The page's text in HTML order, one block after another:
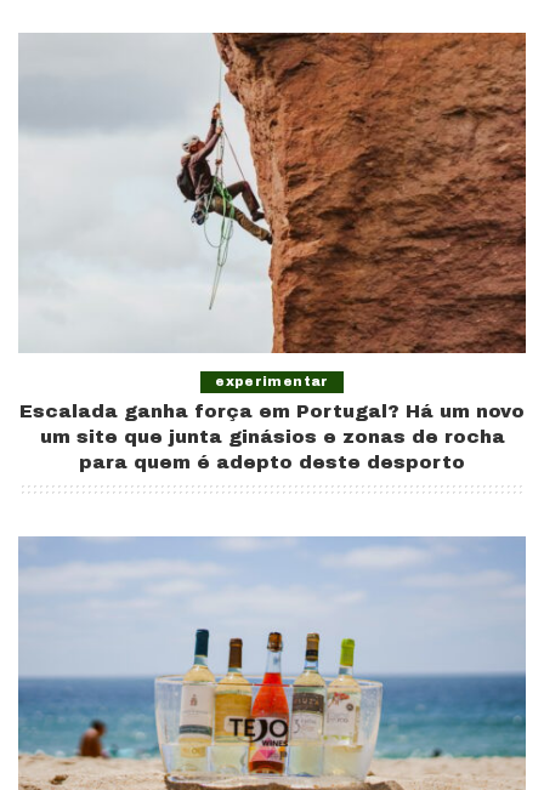
experimentar
Escalada ganha força em Portugal? Há um novo
um site que junta ginásios e zonas de rocha
para quem é adepto deste desporto